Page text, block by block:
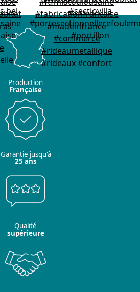
Production
Française
Garantie jusqu'à
25 ans
Qualité
supérieure